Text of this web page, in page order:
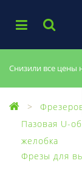
Снизили все цены
Пазовая U-
желобка
Фрезы для